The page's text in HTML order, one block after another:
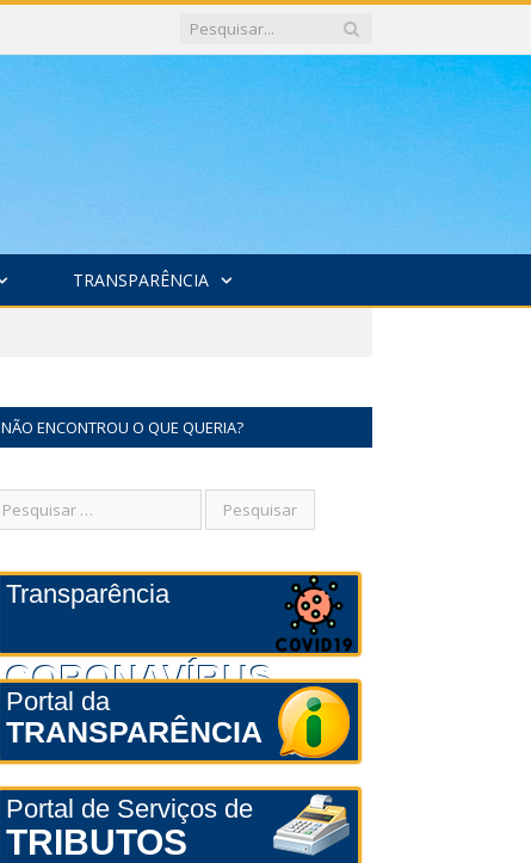
TRANSPARÊNCIA
NÃO ENCONTROU O QUE QUERIA?
Transparência
CORONAVÍRUS
Portal da
TRANSPARÊNCIA
Portal de Serviços de
TRIBUTOS